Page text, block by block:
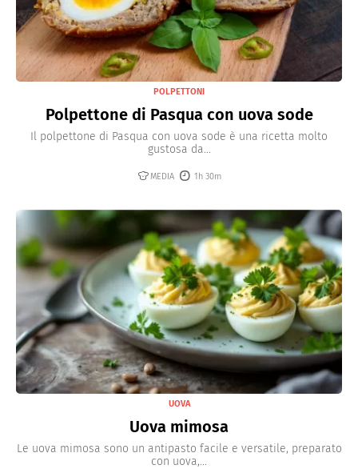
POLPETTONI
Polpettone di Pasqua con uova sode
Il polpettone di Pasqua con uova sode è una ricetta molto
gustosa da...
MEDIA 1h 30m
UOVA
Uova mimosa
Le uova mimosa sono un antipasto facile e versatile, preparato
con uova,...